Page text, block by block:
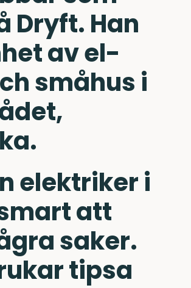
Dryft. Han
av el-
småhus i
elektriker i
att
saker.
tipsa